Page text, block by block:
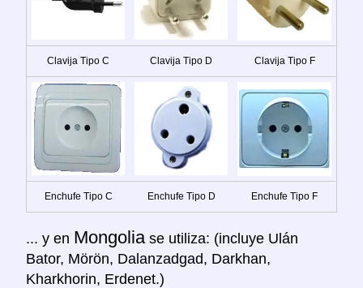
Clavija Tipo C Clavija Tipo D Clavija Tipo F
Enchufe Tipo C Enchufe Tipo D Enchufe Tipo F
... y en Mongolia se utiliza: (incluye Ulán
Bator, Mörön, Dalanzadgad, Darkhan,
Kharkhorin, Erdenet.)